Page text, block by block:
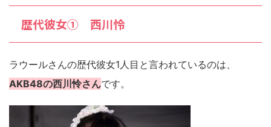
歴代彼女① 西川怜
ラウールさんの歴代彼女1人目と言われているのは、
AKB48の西川怜さんです。